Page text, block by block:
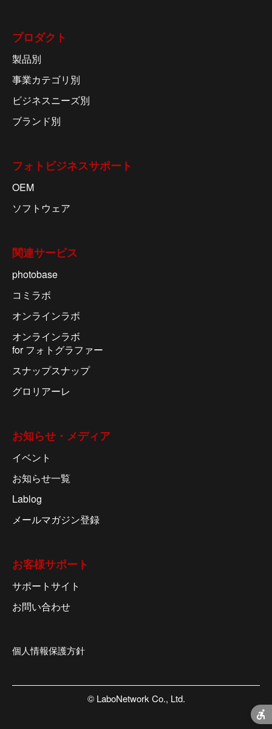
プロダクト
製品別
事業カテゴリ別
ビジネスニーズ別
ブランド別
フォトビジネスサポート
OEM
ソフトウェア
関連サービス
photobase
コミラボ
オンラインラボ
オンラインラボ
for フォトグラファー
スナップスナップ
グロリアーレ
お知らせ・メディア
イベント
お知らせ一覧
Lablog
メールマガジン登録
お客様サポート
サポートサイト
お問い合わせ
個人情報保護方針
© LaboNetwork Co., Ltd.